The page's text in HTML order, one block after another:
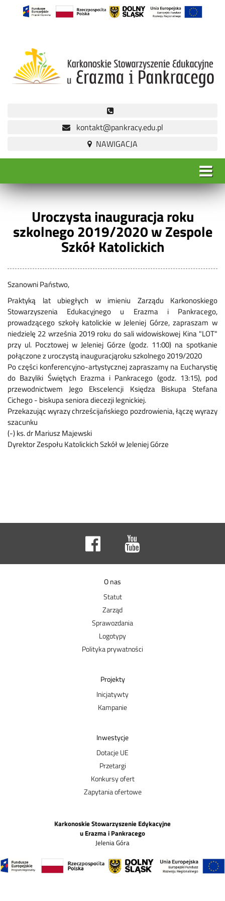
kontakt@pankracy.edu.pl
Uroczysta inauguracja roku
szkolnego 2019/2020 w Zespole
Szkół Katolickich
Szanowni Państwo,
Praktyką lat ubiegłych w imieniu Zarządu Karkonoskiego
Stowarzyszenia Edukacyjnego u Erazma i Pankracego,
prowadzącego szkoły katolickie w Jeleniej Górze, zapraszam w
niedzielę 22 września 2019 roku do sali widowiskowej Kina "LOT"
przy ul. Pocztowej w Jeleniej Górze (godz. 11:00) na spotkanie
połączone z uroczystą inauguracjąroku szkolnego 2019/2020
Po części konferencyjno-artystycznej zapraszamy na Eucharystię
do Bazyliki Świętych Erazma i Pankracego (godz. 13:15), pod
przewodnictwem Jego Ekscelencji Księdza Biskupa Stefana
Cichego - biskupa seniora diecezji legnickiej.
Przekazując wyrazy chrześcijańskiego pozdrowienia, łączę wyrazy
szacunku
(-) ks. dr Mariusz Majewski
Dyrektor Zespołu Katolickich Szkół w Jeleniej Górze
O nas
Statut
Zarząd
Sprawozdania
Logotypy
Polityka prywatności
Projekty
Inicjatywty
Kampanie
Inwestycje
Dotacje UE
Przetargi
Konkursy ofert
Zapytania ofertowe
Karkonoskie Stowarzyszenie Edykacyjne
u Erazma i Pankracego
Jelenia Góra